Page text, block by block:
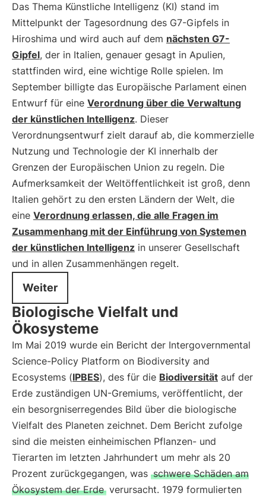
Das Thema Künstliche Intelligenz (KI) stand im
Mittelpunkt der Tagesordnung des G7-Gipfels in
Hiroshima und wird auch auf dem nächsten G7-
Gipfel, der in Italien, genauer gesagt in Apulien,
stattfinden wird, eine wichtige Rolle spielen. Im
September billigte das Europäische Parlament einen
Entwurf für eine Verordnung über die Verwaltung
der künstlichen Intelligenz. Dieser
Verordnungsentwurf zielt darauf ab, die kommerzielle
Nutzung und Technologie der KI innerhalb der
Grenzen der Europäischen Union zu regeln. Die
Aufmerksamkeit der Weltöffentlichkeit ist groß, denn
Italien gehört zu den ersten Ländern der Welt, die
eine Verordnung erlassen, die alle Fragen im
Zusammenhang mit der Einführung von Systemen
der künstlichen Intelligenz in unserer Gesellschaft
und in allen Zusammenhängen regelt.
Weiter
Biologische Vielfalt und
Ökosysteme
Im Mai 2019 wurde ein Bericht der Intergovernmental
Science-Policy Platform on Biodiversity and
Ecosystems (IPBES), des für die Biodiversität auf der
Erde zuständigen UN-Gremiums, veröffentlicht, der
ein besorgniserregendes Bild über die biologische
Vielfalt des Planeten zeichnet. Dem Bericht zufolge
sind die meisten einheimischen Pflanzen- und
Tierarten im letzten Jahrhundert um mehr als 20
Prozent zurückgegangen, was schwere Schäden am
Ökosystem der Erde verursacht. 1979 formulierten